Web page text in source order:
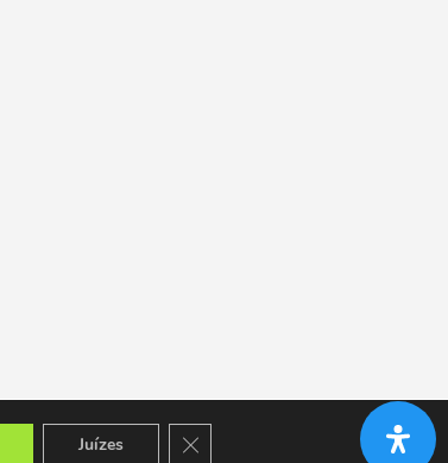
Juízes Close GDPR Cookie Banner